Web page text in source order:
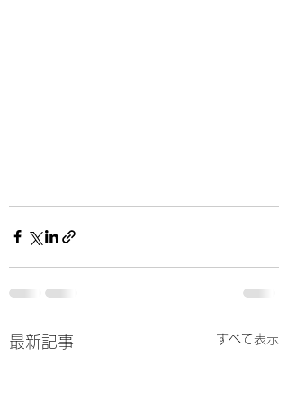
最新記事 すべて表示